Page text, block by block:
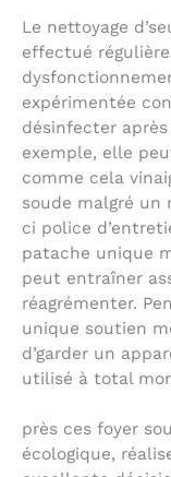
Le nettoyage
effectué
expérimentée
désinfecter
exemple, elle
comme cela
soude malgré un
ci police
patache unique
peut entraîner
réagrémenter.
unique soutien
d’garder un
utilisé à total
près ces foyer
écologique,